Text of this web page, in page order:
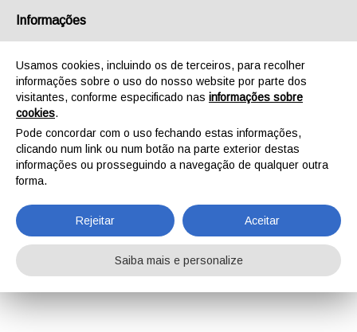
Informações
Usamos cookies, incluindo os de terceiros, para recolher
informações sobre o uso do nosso website por parte dos
visitantes, conforme especificado nas informações sobre
cookies.
Pode concordar com o uso fechando estas informações,
clicando num link ou num botão na parte exterior destas
informações ou prosseguindo a navegação de qualquer outra
forma.
Rejeitar Aceitar
Saiba mais e personalize